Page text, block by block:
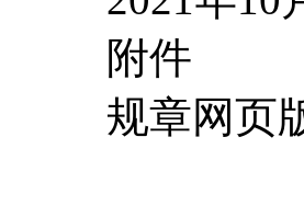
附件
规章网页